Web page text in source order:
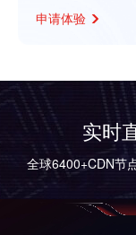
申请体验
实时
全球6400+CDN节